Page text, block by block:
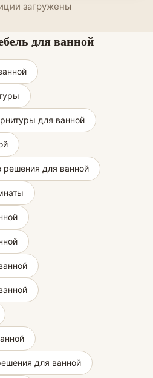
загружены
для ванной
для ванной
для ванной
для ванной